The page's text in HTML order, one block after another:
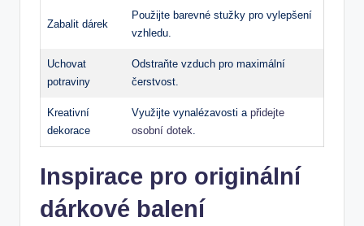
Zabalit dárek
Použijte barevné stužky pro vylepšení
vzhledu.
Uchovat
potraviny
Odstraňte vzduch pro maximální
čerstvost.
Kreativní
dekorace
Využijte vynalézavosti a přidejte
osobní dotek.
Inspirace pro originální
dárkové balení